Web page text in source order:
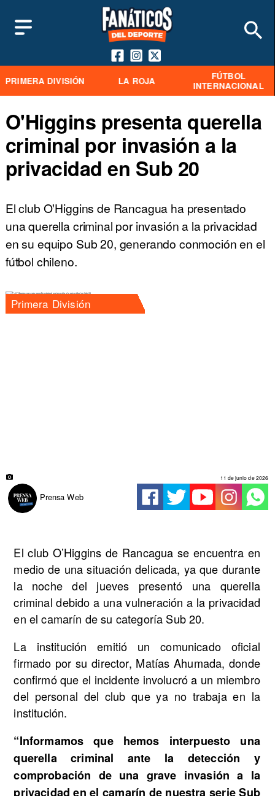
PRIMERA DIVISIÓN LA ROJA
FÚTBOL
INTERNACIONAL
O'Higgins presenta querella
criminal por invasión a la
privacidad en Sub 20
El club O'Higgins de Rancagua ha presentado
una querella criminal por invasión a la privacidad
en su equipo Sub 20, generando conmoción en el
fútbol chileno.
Primera División
Prensa Web
11 de junio de 2026
El club O’Higgins de Rancagua se encuentra en
medio de una situación delicada, ya que durante
la noche del jueves presentó una querella
criminal debido a una vulneración a la privacidad
en el camarín de su categoría Sub 20.
La institución emitió un comunicado oficial
firmado por su director, Matías Ahumada, donde
confirmó que el incidente involucró a un miembro
del personal del club que ya no trabaja en la
institución.
“Informamos que hemos interpuesto una
querella criminal ante la detección y
comprobación de una grave invasión a la
privacidad en el camarín de nuestra serie Sub